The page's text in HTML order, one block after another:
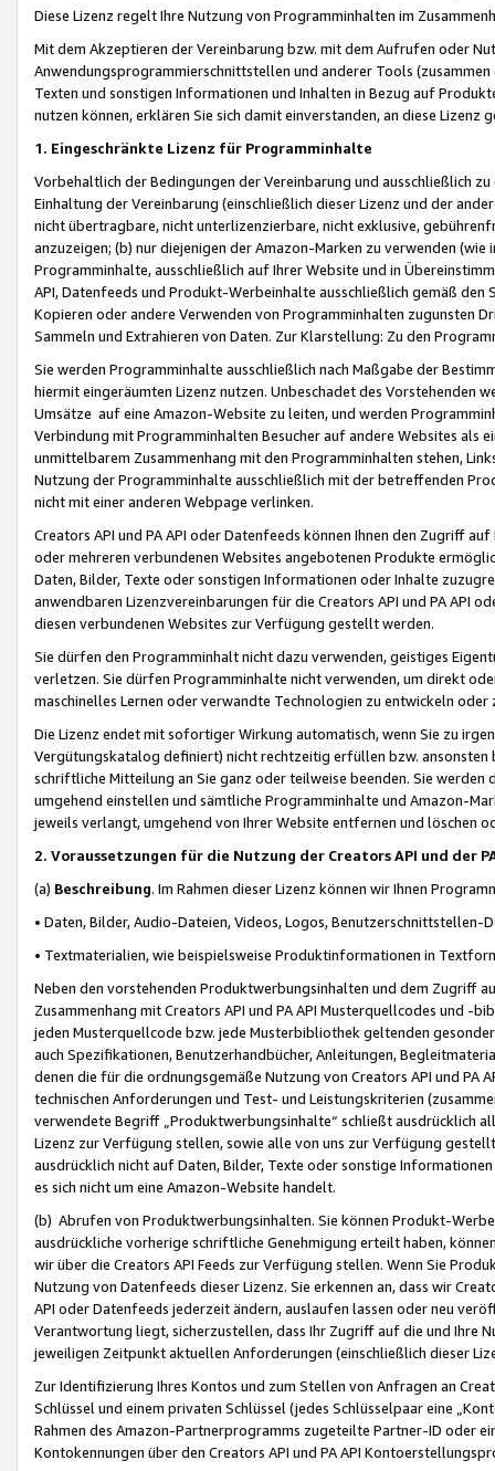
Diese Lizenz regelt Ihre Nutzung von Programminhalten im
Mit dem Akzeptieren der Vereinbarung bzw. mit dem Aufrufen oder
Anwendungsprogrammierschnittstellen und anderer Tools (zusammen
Texten und sonstigen Informationen und Inhalten in Bezug auf
nutzen können, erklären Sie sich damit einverstanden, an diese Lizenz
1. Eingeschränkte Lizenz für Programminhalte
Vorbehaltlich der Bedingungen der Vereinbarung und ausschließlich
Einhaltung der Vereinbarung (einschließlich dieser Lizenz und der
nicht übertragbare, nicht unterlizenzierbare, nicht exklusive,
anzuzeigen; (b) nur diejenigen der Amazon-Marken zu verwenden
Programminhalte, ausschließlich auf Ihrer Website und in
API, Datenfeeds und Produkt-Werbeinhalte ausschließlich gemäß
Kopieren oder andere Verwenden von Programminhalten zugunsten
Sammeln und Extrahieren von Daten. Zur Klarstellung: Zu den
Sie werden Programminhalte ausschließlich nach Maßgabe der
hiermit eingeräumten Lizenz nutzen. Unbeschadet des Vorstehenden
Umsätze auf eine Amazon-Website zu leiten, und werden
Verbindung mit Programminhalten Besucher auf andere Websites als
unmittelbarem Zusammenhang mit den Programminhalten stehen,
Nutzung der Programminhalte ausschließlich mit der betreffenden
nicht mit einer anderen Webpage verlinken.
Creators API und PA API oder Datenfeeds können Ihnen den Zugriff
oder mehreren verbundenen Websites angebotenen Produkte
Daten, Bilder, Texte oder sonstigen Informationen oder Inhalte
anwendbaren Lizenzvereinbarungen für die Creators API und PA API
diesen verbundenen Websites zur Verfügung gestellt werden.
Sie dürfen den Programminhalt nicht dazu verwenden, geistiges
verletzen. Sie dürfen Programminhalte nicht verwenden, um direkt
maschinelles Lernen oder verwandte Technologien zu entwickeln
Die Lizenz endet mit sofortiger Wirkung automatisch, wenn Sie zu
Vergütungskatalog definiert) nicht rechtzeitig erfüllen bzw. ansonsten
schriftliche Mitteilung an Sie ganz oder teilweise beenden. Sie werden
umgehend einstellen und sämtliche Programminhalte und Amazon-
jeweils verlangt, umgehend von Ihrer Website entfernen und löschen
2. Voraussetzungen für die Nutzung der Creators API und der
(a) Beschreibung. Im Rahmen dieser Lizenz können wir Ihnen
• Daten, Bilder, Audio-Dateien, Videos, Logos, Benutzerschnittstellen-
• Textmaterialien, wie beispielsweise Produktinformationen in
Neben den vorstehenden Produktwerbungsinhalten und dem Zugriff
Zusammenhang mit Creators API und PA API Musterquellcodes und
jeden Musterquellcode bzw. jede Musterbibliothek geltenden
auch Spezifikationen, Benutzerhandbücher, Anleitungen,
denen die für die ordnungsgemäße Nutzung von Creators API und PA
technischen Anforderungen und Test- und Leistungskriterien
verwendete Begriff „Produktwerbungsinhalte“ schließt ausdrücklich
Lizenz zur Verfügung stellen, sowie alle von uns zur Verfügung
ausdrücklich nicht auf Daten, Bilder, Texte oder sonstige
es sich nicht um eine Amazon-Website handelt.
(b) Abrufen von Produktwerbungsinhalten. Sie können Produkt-
ausdrückliche vorherige schriftliche Genehmigung erteilt haben,
wir über die Creators API Feeds zur Verfügung stellen. Wenn Sie
Nutzung von Datenfeeds dieser Lizenz. Sie erkennen an, dass wir
API oder Datenfeeds jederzeit ändern, auslaufen lassen oder neu
Verantwortung liegt, sicherzustellen, dass Ihr Zugriff auf die und Ihre
jeweiligen Zeitpunkt aktuellen Anforderungen (einschließlich dieser
Zur Identifizierung Ihres Kontos und zum Stellen von Anfragen an
Schlüssel und einem privaten Schlüssel (jedes Schlüsselpaar eine
Rahmen des Amazon-Partnerprogramms zugeteilte Partner-ID oder
Kontokennungen über den Creators API und PA API